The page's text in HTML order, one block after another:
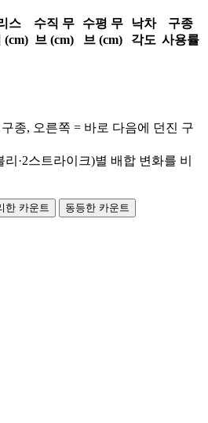
스
(cm)
수직 무
브 (cm)
수평 무
브 (cm)
낙차
각도
구종
사용률
종, 오른쪽 = 바로 다음에 던진 구
·2스트라이크)별 배합 변화를 비
한 카운트
동등한 카운트